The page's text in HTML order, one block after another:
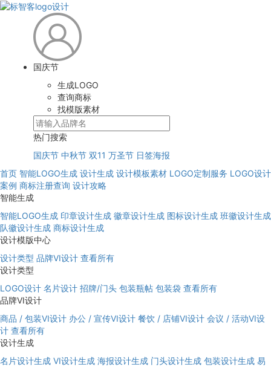
国庆节
生成LOGO
查询商标
找模版素材
热门搜索
国庆节 中秋节 双11 万圣节 日签海报
首页 智能LOGO生成 设计生成 设计模板素材 LOGO定制服务 LOGO设计
案例 商标注册查询 设计攻略
智能生成
智能LOGO生成 印章设计生成 徽章设计生成 图标设计生成 班徽设计生成
队徽设计生成 商标设计生成
设计模版中心
设计类型 品牌VI设计 查看所有
设计类型
LOGO设计 名片设计 招牌/门头 包装瓶帖 包装袋 查看所有
品牌VI设计
商品 / 包装VI设计 办公 / 宣传VI设计 餐饮 / 店铺VI设计 会议 / 活动VI设
计 查看所有
设计生成
名片设计生成 VI设计生成 海报设计生成 门头设计生成 包装设计生成 易